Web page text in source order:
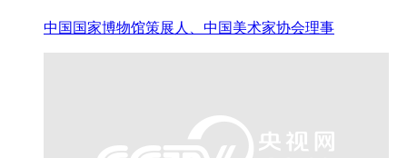
中国国家博物馆策展人、中国美术家协会理事